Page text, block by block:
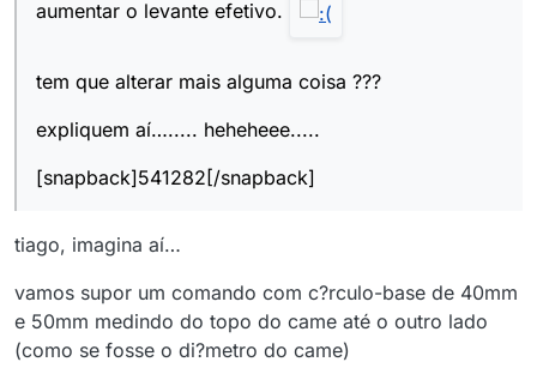
aumentar o levante efetivo.
tem que alterar mais alguma coisa ???
expliquem aí…..... heheheee.....
[snapback]541282[/snapback]
tiago, imagina aí…
vamos supor um comando com c?rculo-base de 40mm
e 50mm medindo do topo do came até o outro lado
(como se fosse o di?metro do came)